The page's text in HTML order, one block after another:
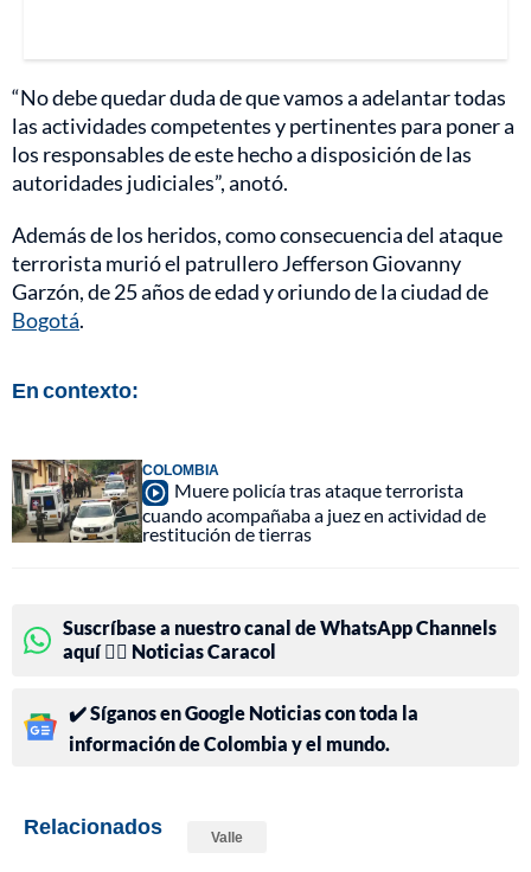
“No debe quedar duda de que vamos a adelantar todas
las actividades competentes y pertinentes para poner a
los responsables de este hecho a disposición de las
autoridades judiciales”, anotó.
Además de los heridos, como consecuencia del ataque
terrorista murió el patrullero Jefferson Giovanny
Garzón, de 25 años de edad y oriundo de la ciudad de
Bogotá.
En contexto:
COLOMBIA
Muere policía tras ataque terrorista
cuando acompañaba a juez en actividad de
restitución de tierras
Suscríbase a nuestro canal de WhatsApp Channels
aquí 👉🏻 Noticias Caracol
✔️ Síganos en Google Noticias con toda la
información de Colombia y el mundo.
Relacionados Valle